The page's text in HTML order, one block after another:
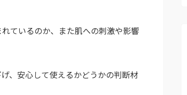
ているのか、また肌への刺激や影響
、安心して使えるかどうかの判断材